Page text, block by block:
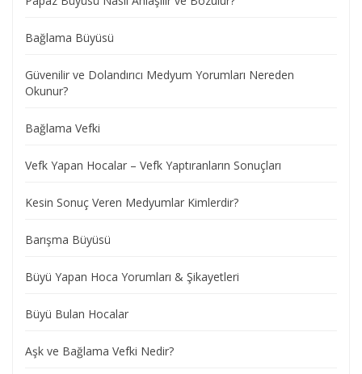
Bağlama Büyüsü
Güvenilir ve Dolandırıcı Medyum Yorumları Nereden
Okunur?
Bağlama Vefki
Vefk Yapan Hocalar – Vefk Yaptıranların Sonuçları
Kesin Sonuç Veren Medyumlar Kimlerdir?
Barışma Büyüsü
Büyü Yapan Hoca Yorumları & Şikayetleri
Büyü Bulan Hocalar
Aşk ve Bağlama Vefki Nedir?